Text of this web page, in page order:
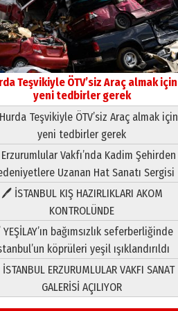
Teşvikiyle ÖTV’siz Araç almak için
yeni tedbirler gerek
Teşvikiyle ÖTV’siz Araç almak için
yeni tedbirler gerek
Vakfı’nda Kadim Şehirden
Uzanan Hat Sanatı Sergisi
🖊 İSTANBUL KIŞ HAZIRLIKLARI AKOM
KONTROLÜNDE
bağımsızlık seferberliğinde
köprüleri yeşil ışıklandırıldı
ERZURUMLULAR VAKFI SANAT
GALERİSİ AÇILIYOR
Neşat YALÇIN
Paranın Aile Kültüründeki Yeri
03 Ağustos 2026 Pazartesi
Yıldırım Gündoğdu
HAVVA’NIN ÜÇ KIZI
09 Temmuz 2026 Perşembe
Yusuf POLAT
Şampiyonluk Sebahattin
Şirin’e yazar